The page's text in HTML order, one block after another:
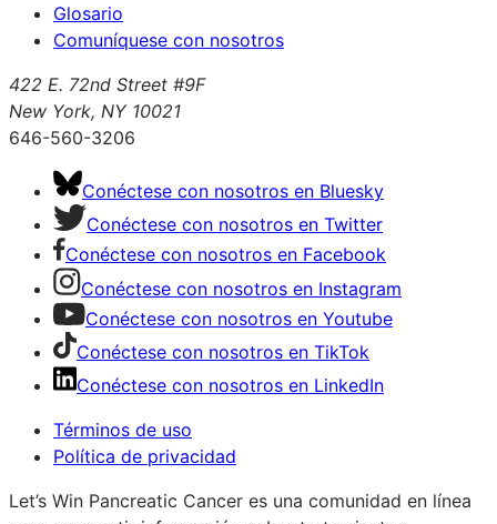
Glosario
Comuníquese con nosotros
422 E. 72nd Street #9F
New York, NY 10021
646-560-3206
Conéctese con nosotros en Bluesky
Conéctese con nosotros en Twitter
Conéctese con nosotros en Facebook
Conéctese con nosotros en Instagram
Conéctese con nosotros en Youtube
Conéctese con nosotros en TikTok
Conéctese con nosotros en LinkedIn
Términos de uso
Política de privacidad
Let’s Win Pancreatic Cancer es una comunidad en línea